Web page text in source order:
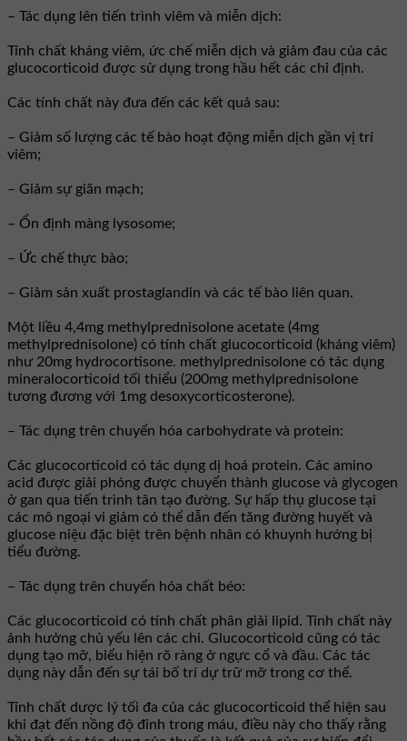
– Tác dụng lên tiến trình viêm và miễn dịch:
Tính chất kháng viêm, ức chế miễn dịch và giảm đau của các
glucocorticoid được sử dụng trong hầu hết các chỉ định.
Các tính chất này đưa đến các kết quả sau:
– Giảm số lượng các tế bào hoạt động miễn dịch gần vị trí
viêm;
– Giảm sự giãn mạch;
– Ổn định màng lysosome;
– Ức chế thực bào;
– Giảm sản xuất prostaglandin và các tế bào liên quan.
Một liều 4,4mg methylprednisolone acetate (4mg
methylprednisolone) có tính chất glucocorticoid (kháng viêm)
như 20mg hydrocortisone. methylprednisolone có tác dụng
mineralocorticoid tối thiểu (200mg methylprednisolone
tương đương với 1mg desoxycorticosterone).
– Tác dụng trên chuyển hóa carbohydrate và protein:
Các glucocorticoid có tác dụng dị hoá protein. Các amino
acid được giải phóng được chuyển thành glucose và glycogen
ở gan qua tiến trình tân tạo đường. Sự hấp thụ glucose tại
các mô ngoại vi giảm có thể dẫn đến tăng đường huyết và
glucose niệu đặc biệt trên bệnh nhân có khuynh hướng bị
tiểu đường.
– Tác dụng trên chuyển hóa chất béo:
Các glucocorticoid có tính chất phân giải lipid. Tính chất này
ảnh hưởng chủ yếu lên các chi. Glucocorticoid cũng có tác
dụng tạo mỡ, biểu hiện rõ ràng ở ngực cổ và đầu. Các tác
dụng này dẫn đến sự tái bố trí dự trữ mỡ trong cơ thể.
Tính chất dược lý tối đa của các glucocorticoid thể hiện sau
khi đạt đến nồng độ đỉnh trong máu, điều này cho thấy rằng